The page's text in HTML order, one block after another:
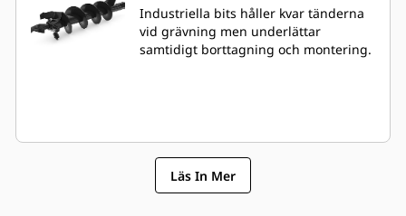
Industriella bits håller kvar tänderna
vid grävning men underlättar
samtidigt borttagning och montering.
Läs In Mer